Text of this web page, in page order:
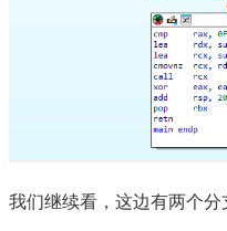
我们继续看，这边有两个